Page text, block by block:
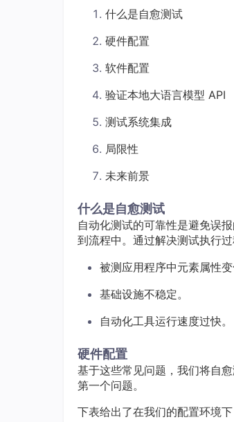
什么是自愈测试
硬件配置
软件配置
验证本地大语言模型 API
测试系统集成
局限性
未来前景
什么是自愈测试
自动化测试的可靠性是避免误
到流程中。通过解决测试执行
被测应用程序中元素属性变
基础设施不稳定。
自动化工具运行速度过快。
硬件配置
基于这些常见问题，我们将自
第一个问题。
下表给出了在我们的配置环境